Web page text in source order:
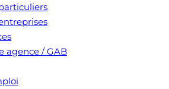
agence / GAB